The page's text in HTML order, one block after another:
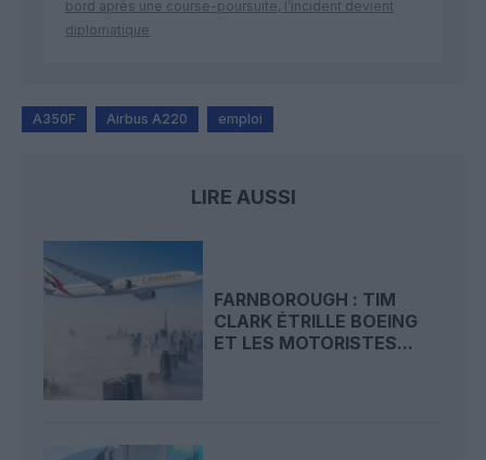
bord après une course-poursuite, l’incident devient
diplomatique
A350F Airbus A220 emploi
LIRE AUSSI
FARNBOROUGH : TIM
CLARK ÉTRILLE BOEING
ET LES MOTORISTES...